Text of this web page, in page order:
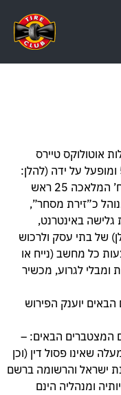
אוטולוקס טיירס
(ישראל) בע”מ, ח.פ. 512057241 ומופעל על ידה (להלן:
“). כתובת החברה הינה רח’ המלאכה 25 ראש
ומנוהל כ”זירת מסחר”,
באינטרנט,
של בתי עסק ולרכוש
כל מחשב (נייח או
ומבלי לגרוע, מכשיר
הבאים יוענק הפירוש
תושב מדינת ישראל בן 18 ומעלה שאינו פסול דין (וכן
ישראל והרשומה ברשם
ומנהליה הינם